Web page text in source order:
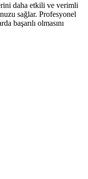
daha etkili ve verimli
sağlar. Profesyonel
başarılı olmasını